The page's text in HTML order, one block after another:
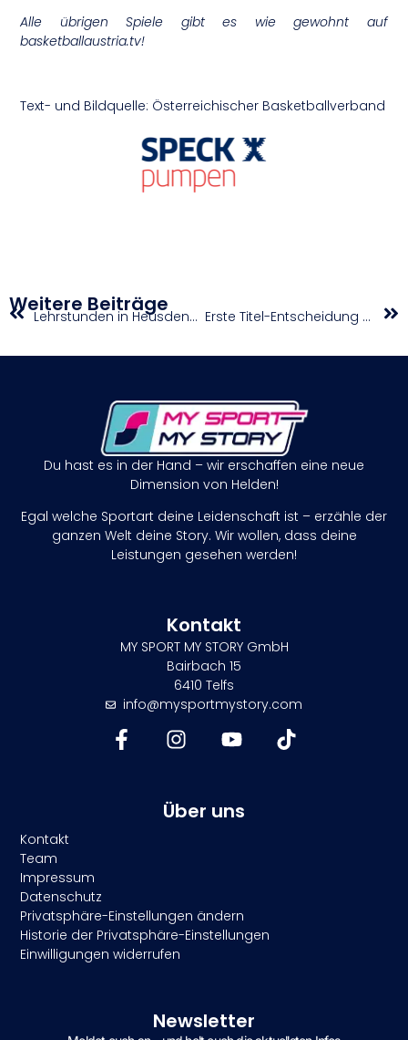
Alle übrigen Spiele gibt es wie gewohnt auf
basketballaustria.tv!
Text- und Bildquelle: Österreichischer Basketballverband
Weitere Beiträge Lehrstunden in Heusden-Zolder für Österreichs junges Bahnteam und ein neuer Rekord für Gschwentner Erste Titel-Entscheidung des Jahres in Klagenfurt
Du hast es in der Hand – wir erschaffen eine neue
Dimension von Helden!
Egal welche Sportart deine Leidenschaft ist – erzähle der
ganzen Welt deine Story. Wir wollen, dass deine
Leistungen gesehen werden!
Kontakt
MY SPORT MY STORY GmbH
Bairbach 15
6410 Telfs
info@mysportmystory.com
Über uns
Kontakt
Team
Impressum
Datenschutz
Privatsphäre-Einstellungen ändern
Historie der Privatsphäre-Einstellungen
Einwilligungen widerrufen
Newsletter